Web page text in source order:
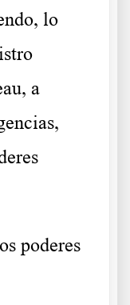
lo
a
poderes